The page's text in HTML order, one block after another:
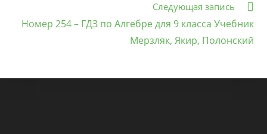
Следующая запись
Номер 254 – ГДЗ по Алгебре для 9 класса Учебник
Мерзляк, Якир, Полонский